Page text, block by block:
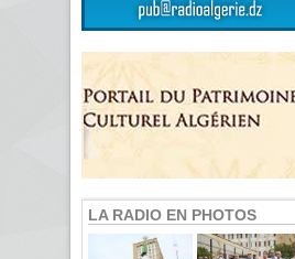
LA RADIO EN PHOTOS